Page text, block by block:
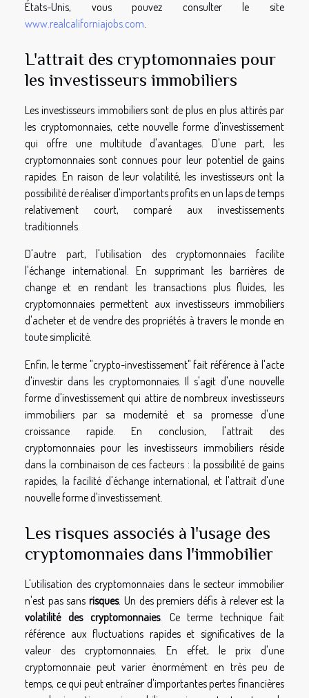
États-Unis, vous pouvez consulter le site
www.realcaliforniajobs.com
L'attrait des cryptomonnaies pour
les investisseurs immobiliers
Les investisseurs immobiliers sont de plus en plus attirés par
les cryptomonnaies, cette nouvelle forme d'investissement
qui offre une multitude d'avantages. D'une part, les
cryptomonnaies sont connues pour leur potentiel de gains
rapides. En raison de leur volatilité, les investisseurs ont la
possibilité de réaliser d'importants profits en un laps de temps
relativement court, comparé aux investissements
traditionnels.
D'autre part, l'utilisation des cryptomonnaies facilite
l'échange international. En supprimant les barrières de
change et en rendant les transactions plus fluides, les
cryptomonnaies permettent aux investisseurs immobiliers
d'acheter et de vendre des propriétés à travers le monde en
toute simplicité.
Enfin, le terme "crypto-investissement" fait référence à l'acte
d'investir dans les cryptomonnaies. Il s'agit d'une nouvelle
forme d'investissement qui attire de nombreux investisseurs
immobiliers par sa modernité et sa promesse d'une
croissance rapide. En conclusion, l'attrait des
cryptomonnaies pour les investisseurs immobiliers réside
dans la combinaison de ces facteurs : la possibilité de gains
rapides, la facilité d'échange international, et l'attrait d'une
nouvelle forme d'investissement.
Les risques associés à l'usage des
cryptomonnaies dans l'immobilier
L'utilisation des cryptomonnaies dans le secteur immobilier
n'est pas sansrisques. Un des premiers défis à relever est la
volatilité des cryptomonnaies. Ce terme technique fait
référence aux fluctuations rapides et significatives de la
valeur des cryptomonnaies. En effet, le prix d'une
cryptomonnaie peut varier énormément en très peu de
temps, ce qui peut entraîner d'importantes pertes financières